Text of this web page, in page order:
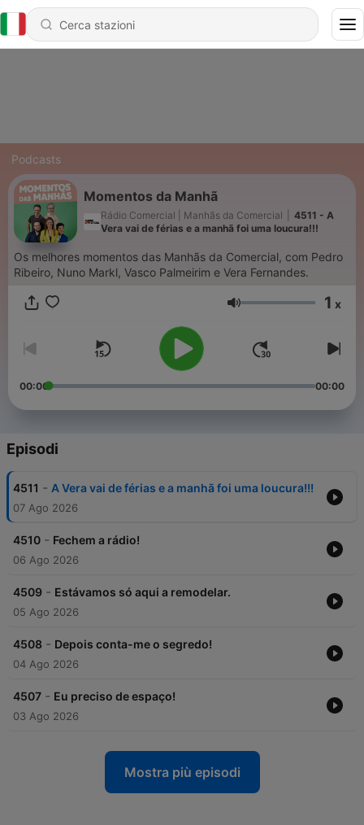
Podcasts
Momentos da Manhã
Rádio Comercial | Manhãs da Comercial
4511 - A
Vera vai de férias e a manhã foi uma loucura!!!
Os melhores momentos das Manhãs da Comercial, com Pedro
Ribeiro, Nuno Markl, Vasco Palmeirim e Vera Fernandes.
Volume 1 x
00:00 00:00
Episodi
4511 - A Vera vai de férias e a manhã foi uma loucura!!!
07 Ago 2026
4510 - Fechem a rádio!
06 Ago 2026
4509 - Estávamos só aqui a remodelar.
05 Ago 2026
4508 - Depois conta-me o segredo!
04 Ago 2026
4507 - Eu preciso de espaço!
03 Ago 2026
Mostra più episodi